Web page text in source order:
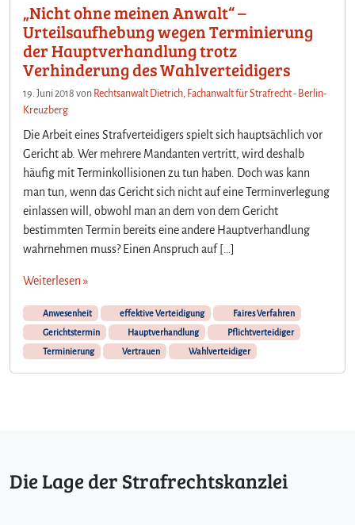
„Nicht ohne meinen Anwalt“ –
Urteilsaufhebung wegen Terminierung
der Hauptverhandlung trotz
Verhinderung des Wahlverteidigers
19. Juni 2018 von Rechtsanwalt Dietrich, Fachanwalt für Strafrecht - Berlin-
Kreuzberg
Die Arbeit eines Strafverteidigers spielt sich hauptsächlich vor
Gericht ab. Wer mehrere Mandanten vertritt, wird deshalb
häufig mit Terminkollisionen zu tun haben. Doch was kann
man tun, wenn das Gericht sich nicht auf eine Terminverlegung
einlassen will, obwohl man an dem von dem Gericht
bestimmten Termin bereits eine andere Hauptverhandlung
wahrnehmen muss? Einen Anspruch auf […]
Weiterlesen »
Anwesenheit effektive Verteidigung
Faires Verfahren
Gerichtstermin
Hauptverhandlung
Pflichtverteidiger
Terminierung
Vertrauen Wahlverteidiger
Die Lage der Strafrechtskanzlei